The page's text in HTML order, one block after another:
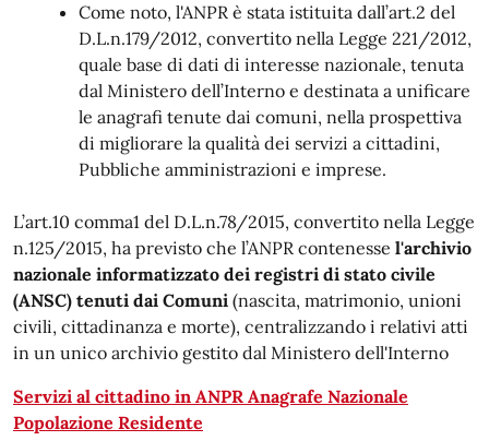
Come noto, l'ANPR è stata istituita dall’art.2 del
D.L.n.179/2012, convertito nella Legge 221/2012,
quale base di dati di interesse nazionale, tenuta
dal Ministero dell’Interno e destinata a unificare
le anagrafi tenute dai comuni, nella prospettiva
di migliorare la qualità dei servizi a cittadini,
Pubbliche amministrazioni e imprese.
L’art.10 comma1 del D.L.n.78/2015, convertito nella Legge
n.125/2015, ha previsto che l’ANPR contenesse l'archivio
nazionale informatizzato dei registri di stato civile
(ANSC) tenuti dai Comuni (nascita, matrimonio, unioni
civili, cittadinanza e morte), centralizzando i relativi atti
in un unico archivio gestito dal Ministero dell'Interno
Servizi al cittadino in ANPR Anagrafe Nazionale
Popolazione Residente